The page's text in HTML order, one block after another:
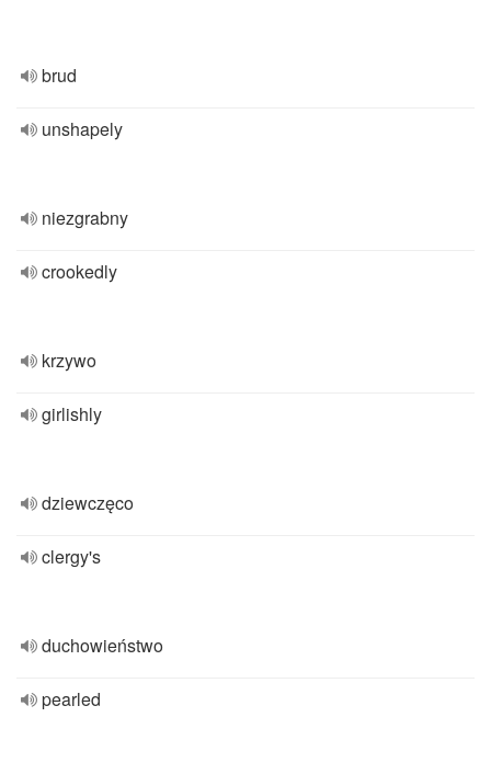
brud
unshapely
niezgrabny
crookedly
krzywo
girlishly
dziewczęco
clergy's
duchowieństwo
pearled